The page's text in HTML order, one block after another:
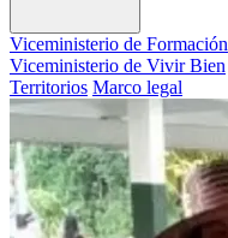
Viceministerio de Formación
Viceministerio de Vivir Bien
Territorios Marco legal